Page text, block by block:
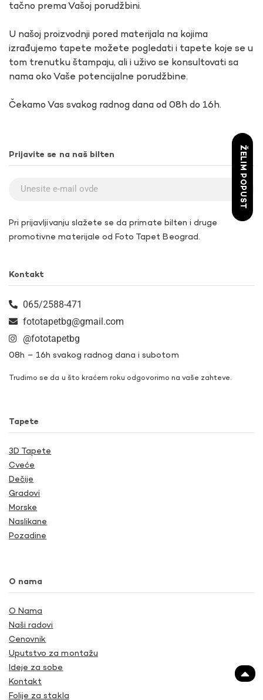
tačno prema Vašoj porudžbini.
U našoj proizvodnji pored materijala na kojima
izrađujemo tapete možete pogledati i tapete koje se u
tom trenutku štampaju, ali i uživo se konsultovati sa
nama oko Vaše potencijalne porudžbine.
Čekamo Vas svakog radnog dana od 08h do 16h.
Prijavite se na naš bilten
Pri prijavljivanju slažete se da primate bilten i druge
promotivne materijale od Foto Tapet Beograd.
Kontakt
065/2588-471
fototapetbg@gmail.com
@fototapetbg
08h – 16h svakog radnog dana i subotom
Trudimo se da u što kraćem roku odgovorimo na vaše zahteve.
Tapete
3D Tapete
Cveće
Dečije
Gradovi
Morske
Naslikane
Pozadine
O nama
O Nama
Naši radovi
Cenovnik
Uputstvo za montažu
Ideje za sobe
Kontakt
Folije za stakla
ŽELIM POPUST